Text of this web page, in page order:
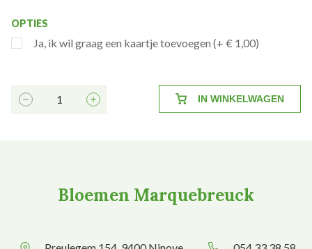
OPTIES
Ja, ik wil graag een kaartje toevoegen (+ € 1,00)
IN WINKELWAGEN
Bloemen Marquebreuck